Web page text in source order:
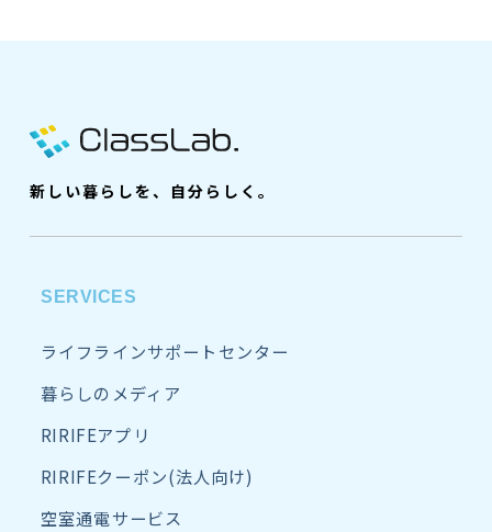
新しい暮らしを、自分らしく。
SERVICES
ライフラインサポートセンター
暮らしのメディア
RIRIFEアプリ
RIRIFEクーポン(法人向け)
空室通電サービス